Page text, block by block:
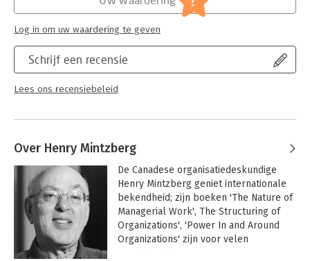
Schrijf een recensie
Lees ons recensiebeleid
Log in om uw waardering te geven
Over Henry Mintzberg
De Canadese organisatiedeskundige
Henry Mintzberg geniet internationale
bekendheid; zijn boeken 'The Nature of
Managerial Work', The Structuring of
Organizations', 'Power In and Around
Organizations' zijn voor velen